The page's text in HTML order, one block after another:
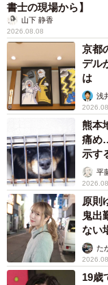
書士の現場から】
山下 静香
2026.08.08
京都
デル
は
浅
熊本
痛め
示す
平
原則
鬼出
ない
スト
た
19歳